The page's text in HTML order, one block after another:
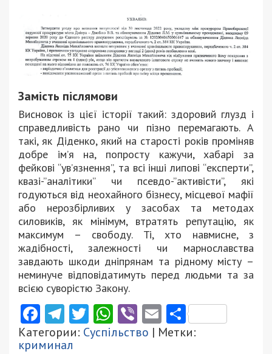
Замість післямови
Висновок із цієї історії такий: здоровий глузд і
справедливість рано чи пізно перемагають. А
такі, як Діденко, який на старості років проміняв
добре ім’я на, попросту кажучи, хабарі за
фейкові “ув’язнення”, та всі інші липові “експерти”,
квазі-”аналітики” чи псевдо-”активісти”, які
годуються від неохайного бізнесу, місцевої мафії
або нерозбірливих у засобах та методах
силовиків, як мінімум, втратять репутацію, як
максимум – свободу. Ті, хто навмисне, з
жадібності, залежності чи марнославства
завдають шкоди дніпрянам та рідному місту –
неминуче відповідатимуть перед людьми та за
всією суворістю Закону.
Facebook
Telegram
Twitter
WhatsApp
ViberEmail
Категории: Суспільство | Метки:
криминал